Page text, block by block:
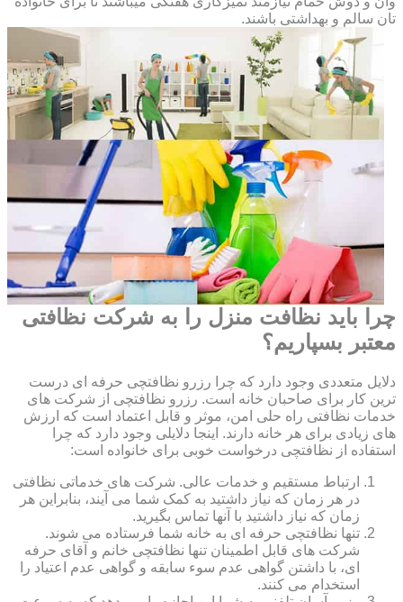
تان سالم و بهداشتی باشند.
چرا باید نظافت منزل را به شرکت نظافتی
معتبر بسپاریم؟
دلایل متعددی وجود دارد که چرا رزرو نظافتچی حرفه ای درست
ترین کار برای صاحبان خانه است. رزرو نظافتچی از شرکت های
خدمات نظافتی راه حلی امن، موثر و قابل اعتماد است که ارزش
های زیادی برای هر خانه دارند. اینجا دلایلی وجود دارد که چرا
استفاده از نظافتچی درخواست خوبی برای خانواده است:
ارتباط مستقیم و خدمات عالی. شرکت های خدماتی نظافتی
در هر زمان که نیاز داشتید به کمک شما می آیند، بنابراین هر
زمان که نیاز داشتید با آنها تماس بگیرید.
تنها نظافتچی حرفه ای به خانه شما فرستاده می شوند.
شرکت های قابل اطمینان تنها نظافتچی خانم و آقای حرفه
ای، با داشتن گواهی عدم سوء سابقه و گواهی عدم اعتیاد را
استخدام می کنند.